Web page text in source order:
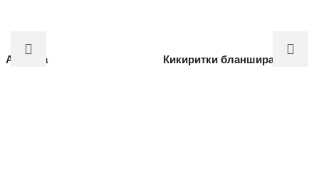
Аронија Кикиритки бланширани